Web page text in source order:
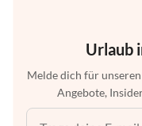
Urlaub
Melde dich für
Angebote,